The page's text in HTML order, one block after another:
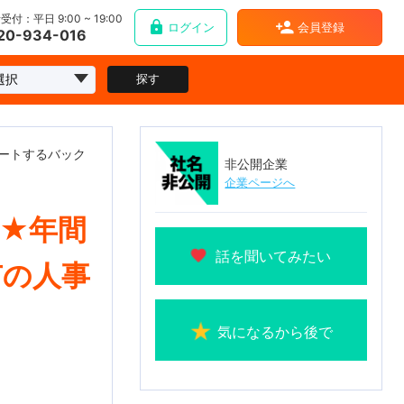
付：平日 9:00 ~ 19:00
934-016 ログイン 会員登録
探す
トするバック
年間
人事
非公開企業
企業ページへ
話を聞いてみたい
気になるから後で